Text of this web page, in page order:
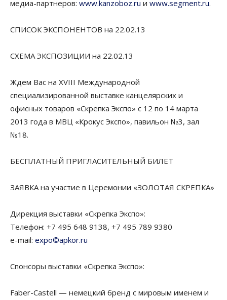
медиа-партнеров: www.kanzoboz.ru и www.segment.ru.
СПИСОК ЭКСПОНЕНТОВ на 22.02.13
СХЕМА ЭКСПОЗИЦИИ на 22.02.13
Ждем Вас на XVIII Международной
специализированной выставке канцелярских и
офисных товаров «Скрепка Экспо» с 12 по 14 марта
2013 года в МВЦ «Крокус Экспо», павильон №3, зал
№18.
БЕСПЛАТНЫЙ ПРИГЛАСИТЕЛЬНЫЙ БИЛЕТ
ЗАЯВКА на участие в Церемонии «ЗОЛОТАЯ СКРЕПКА»
Дирекция выставки «Скрепка Экспо»:
Телефон: +7 495 648 9138, +7 495 789 9380
e-mail: expo©apkor.ru
Спонсоры выставки «Скрепка Экспо»:
Faber-Castell — немецкий бренд с мировым именем и